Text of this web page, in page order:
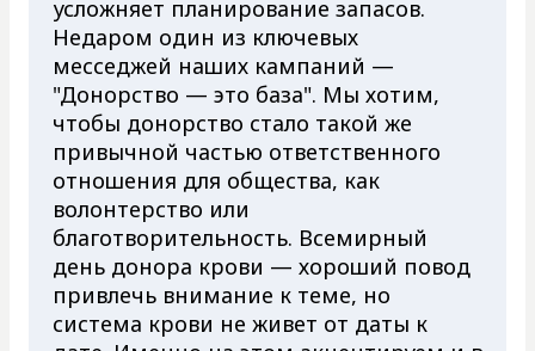
усложняет планирование запасов.
Недаром один из ключевых
месседжей наших кампаний —
"Донорство — это база". Мы хотим,
чтобы донорство стало такой же
привычной частью ответственного
отношения для общества, как
волонтерство или
благотворительность. Всемирный
день донора крови — хороший повод
привлечь внимание к теме, но
система крови не живет от даты к